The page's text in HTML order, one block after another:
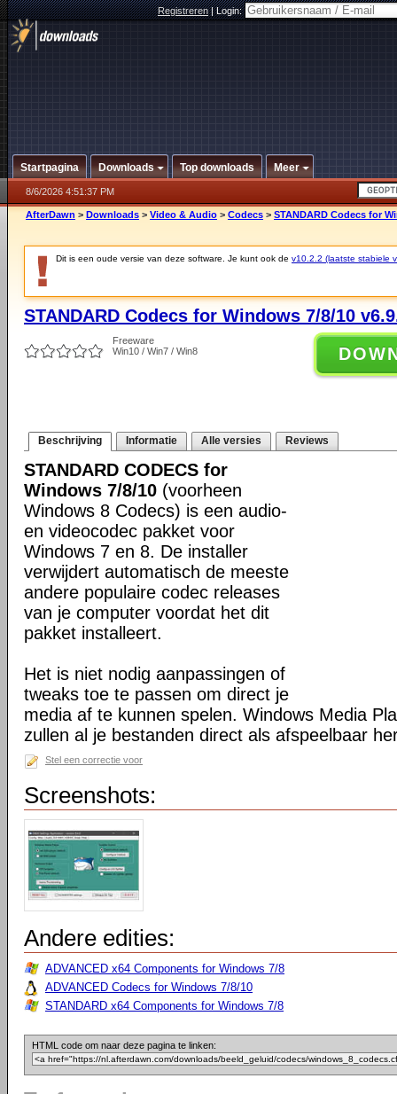
Registreren|Login:
Startpagina Downloads Top downloads Meer
8/6/2026 4:51:37 PM
AfterDawn > Downloads > Video & Audio > Codecs > STANDARD Codecs for
Dit is een oude versie van deze software. Je kunt ook de v10.2.2 (laatste stabiele
STANDARD Codecs for Windows 7/8/10
Freeware
Win10 / Win7 / Win8
Beschrijving Informatie Alle versies Reviews
STANDARD CODECS for
Windows 7/8/10 (voorheen
Windows 8 Codecs) is een audio-
en videocodec pakket voor
Windows 7 en 8. De installer
verwijdert automatisch de meeste
andere populaire codec releases
van je computer voordat het dit
pakket installeert.
Het is niet nodig aanpassingen of
tweaks toe te passen om direct je
media af te kunnen spelen. Windows Media
zullen al je bestanden direct als afspeelbaar
Stel een correctie voor
Screenshots:
Andere edities:
ADVANCED x64 Components for Windows 7/8
ADVANCED Codecs for Windows 7/8/10
STANDARD x64 Components for Windows 7/8
HTML code om naar deze pagina te linken: